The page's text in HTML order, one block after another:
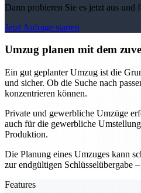
Dann probieren Sie es jetzt aus
Jetzt Anfrage starten
Umzug planen mit dem
Ein gut geplanter Umzug ist die
und sicher. Ob die Suche nach
konzentrieren können.
Private und gewerbliche Umzüge
auch für die gewerbliche
Produktion.
Die Planung eines Umzuges kann
zur endgültigen Schlüsselübergabe
Features